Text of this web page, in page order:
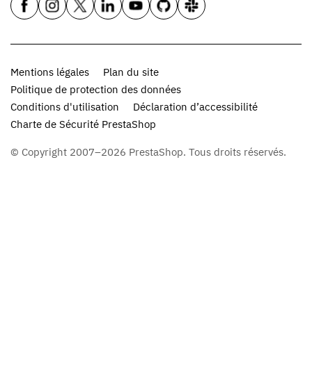
Mentions légales
Plan du site
Politique de protection des données
Conditions d'utilisation
Déclaration d’accessibilité
Charte de Sécurité PrestaShop
© Copyright 2007–2026 PrestaShop. Tous droits réservés.